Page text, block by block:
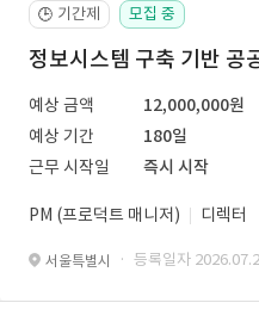
🕒 기간제 모집 중
정보시스템 구축 기반 공
예상 금액
12,000,000원
예상 기간
180일
근무 시작일
즉시 시작
PM (프로덕트 매니저) 디렉터
서울특별시 · 등록일자